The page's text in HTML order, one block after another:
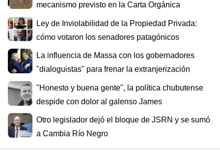
mecanismo previsto en la Carta Orgánica
Ley de Inviolabilidad de la Propiedad Privada:
cómo votaron los senadores patagónicos
La influencia de Massa con los gobernadores
"dialoguistas" para frenar la extranjerización
"Honesto y buena gente", la política chubutense
despide con dolor al galenso James
Otro legislador dejó el bloque de JSRN y se sumó
a Cambia Río Negro